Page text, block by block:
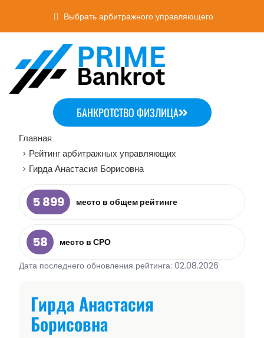
Выбрать арбитражного управляющего
БАНКРОТСТВО ФИЗЛИЦА
Главная
> Рейтинг арбитражных управляющих
> Гирда Анастасия Борисовна
5 899 место в общем рейтинге
58
место в СРО
Дата последнего обновления рейтинга: 02.08.2026
Гирда Анастасия
Борисовна